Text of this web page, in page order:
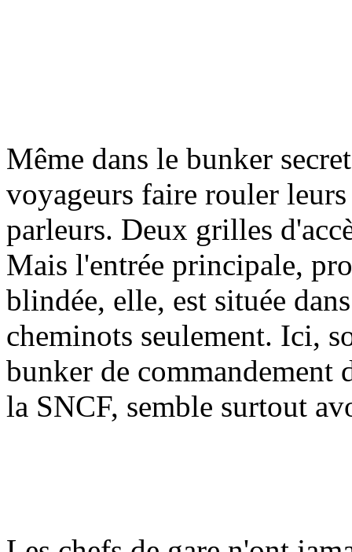
Même dans le bunker
voyageurs faire rouler
parleurs. Deux grilles
Mais l'entrée principale,
blindée, elle, est située
cheminots seulement. Ici,
bunker de commandement
la SNCF, semble surtout